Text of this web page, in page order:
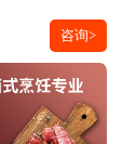
咨询>